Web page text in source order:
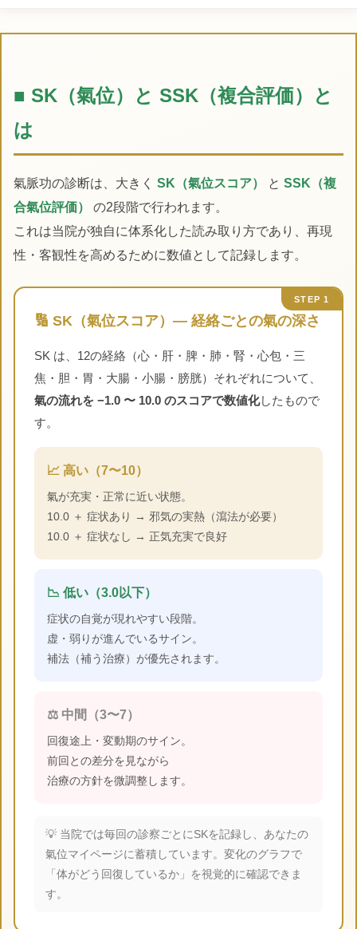
■ SK（氣位）と SSK（複合評価）と
は
氣脈功の診断は、大きく SK（氣位スコア） と SSK（複
合氣位評価）
の2段階で行われます。
これは当院が独自に体系化した読み取り方であり、再現
性・客観性を高めるために数値として記録します。
STEP 1
🔢 SK（氣位スコア）― 経絡ごとの氣の深さ
SK は、12の経絡（心・肝・脾・肺・腎・心包・三
焦・胆・胃・大腸・小腸・膀胱）それぞれについて、
氣の流れを −1.0 〜 10.0 のスコアで数値化したもので
す。
📈 高い（7〜10）
氣が充実・正常に近い状態。
10.0 ＋ 症状あり → 邪気の実熱（瀉法が必要）
10.0 ＋ 症状なし → 正気充実で良好
📉 低い（3.0以下）
症状の自覚が現れやすい段階。
虚・弱りが進んでいるサイン。
補法（補う治療）が優先されます。
⚖️ 中間（3〜7）
回復途上・変動期のサイン。
前回との差分を見ながら
治療の方針を微調整します。
💡 当院では毎回の診察ごとにSKを記録し、あなたの
氣位マイページに蓄積しています。変化のグラフで
「体がどう回復しているか」を視覚的に確認できま
す。